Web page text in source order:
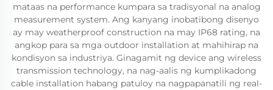
mataas na performance kumpara sa tradisyonal na analog
measurement system. Ang kanyang inobatibong disenyo
ay may weatherproof construction na may IP68 rating, na
angkop para sa mga outdoor installation at mahihirap na
kondisyon sa industriya. Ginagamit ng device ang wireless
transmission technology, na nag-aalis ng kumplikadong
cable installation habang patuloy na nagpapanatili ng real-